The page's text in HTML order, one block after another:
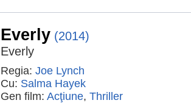
Everly (2014)
Everly
Regia: Joe Lynch
Cu: Salma Hayek
Gen film: Acţiune, Thriller